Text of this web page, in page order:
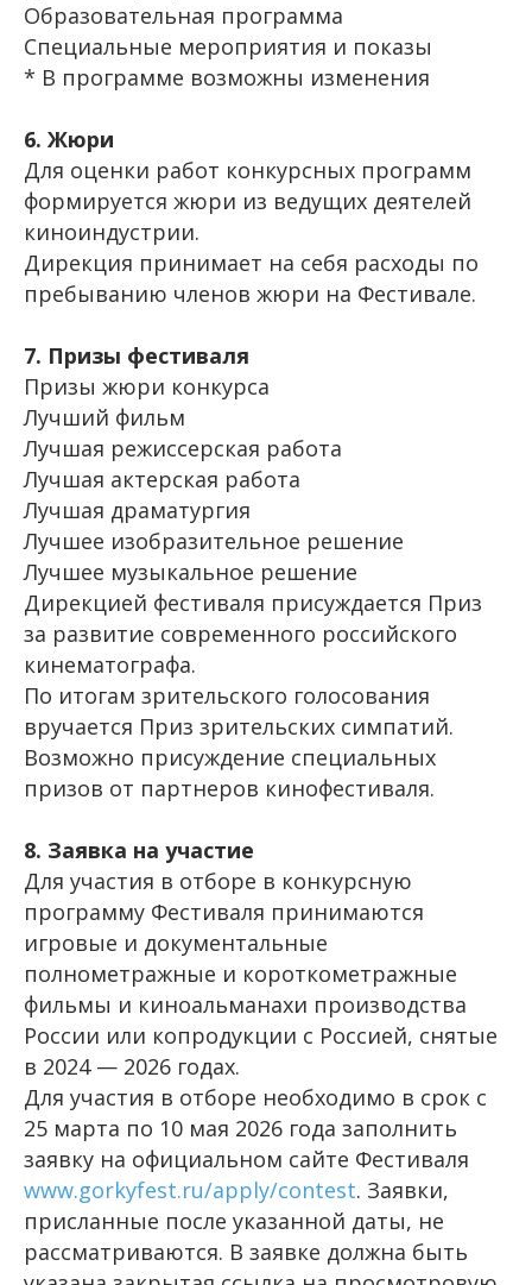
Образовательная программа
Специальные мероприятия и показы
* В программе возможны изменения
6. Жюри
Для оценки работ конкурсных программ
формируется жюри из ведущих деятелей
киноиндустрии.
Дирекция принимает на себя расходы по
пребыванию членов жюри на Фестивале.
7. Призы фестиваля
Призы жюри конкурса
Лучший фильм
Лучшая режиссерская работа
Лучшая актерская работа
Лучшая драматургия
Лучшее изобразительное решение
Лучшее музыкальное решение
Дирекцией фестиваля присуждается Приз
за развитие современного российского
кинематографа.
По итогам зрительского голосования
вручается Приз зрительских симпатий.
Возможно присуждение специальных
призов от партнеров кинофестиваля.
8. Заявка на участие
Для участия в отборе в конкурсную
программу Фестиваля принимаются
игровые и документальные
полнометражные и короткометражные
фильмы и киноальманахи производства
России или копродукции с Россией, снятые
в 2024 — 2026 годах.
Для участия в отборе необходимо в срок с
25 марта по 10 мая 2026 года заполнить
заявку на официальном сайте Фестиваля
www.gorkyfest.ru/apply/contest. Заявки,
присланные после указанной даты, не
рассматриваются. В заявке должна быть